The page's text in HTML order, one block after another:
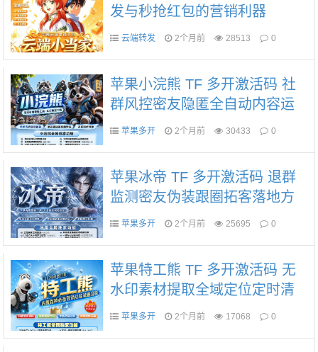
发与秒抢红包的营销利器
云端转发 2个月前 28513 0
苹果小浣熊 TF 多开激活码 社
群风控密友隐匿全自动内容运
维方案
苹果多开 2个月前 30433 0
苹果冰帝 TF 多开激活码 退群
监测密友伪装跟圈拓客落地方
案苹果多开 2个月前 25695 0
苹果特工熊 TF 多开激活码 无
水印素材提取全域定位定时清
圈私域落地思路
苹果多开 2个月前 17068 0